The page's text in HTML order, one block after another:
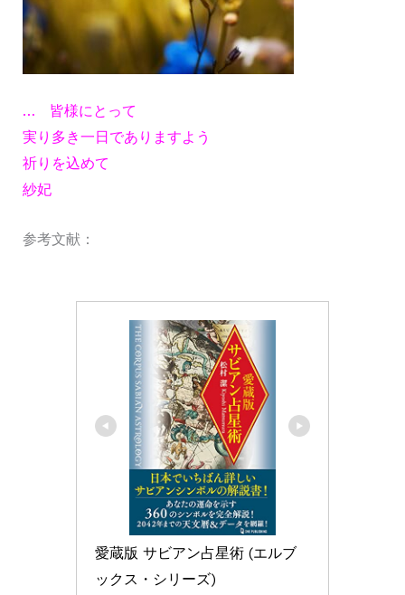
… 皆様にとって
実り多き一日でありますよう
祈りを込めて
紗妃
参考文献：
愛蔵版 サビアン占星術 (エルブ
ックス・シリーズ)